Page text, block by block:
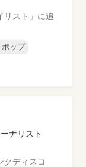
リスト」に追
ポップ
ナリスト
クディスコ